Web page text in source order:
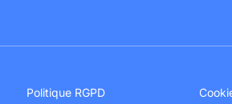
Politique RGPD